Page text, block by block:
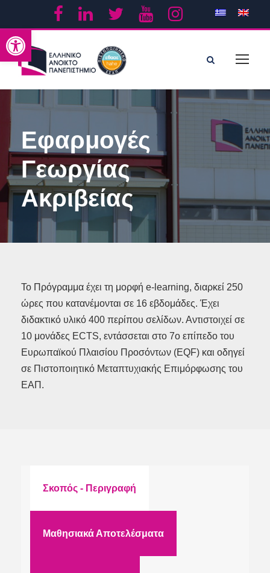
Ανοίξτε τη γραμμή εργαλείων
Εφαρμογές
Γεωργίας
Ακριβείας
Το Πρόγραμμα έχει τη μορφή e-learning, διαρκεί 250
ώρες που κατανέμονται σε 16 εβδομάδες. Έχει
διδακτικό υλικό 400 περίπου σελίδων. Αντιστοιχεί σε
10 μονάδες ECTS, εντάσσεται στο 7ο επίπεδο του
Ευρωπαϊκού Πλαισίου Προσόντων (EQF) και οδηγεί
σε Πιστοποιητικό Μεταπτυχιακής Επιμόρφωσης του
ΕΑΠ.
Σκοπός - Περιγραφή
Μαθησιακά Αποτελέσματα